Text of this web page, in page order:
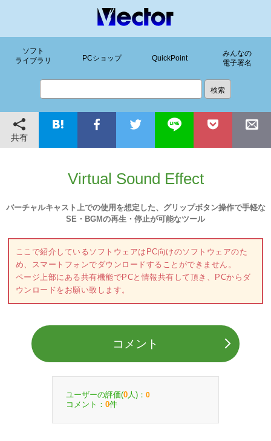
ソフト
ライブラリ
PCショップ QuickPoint
みんなの
電子署名
共有
Virtual Sound Effect
バーチャルキャスト上での使用を想定した、グリップボタン操作で手軽な
SE・BGMの再生・停止が可能なツール
ここで紹介しているソフトウェアはPC向けのソフトウェアのた
め、スマートフォンでダウンロードすることができません。
ページ上部にある共有機能でPCと情報共有して頂き、PCからダ
ウンロードをお願い致します。
コメント
ユーザーの評価(0 人)： 0
コメント： 0件